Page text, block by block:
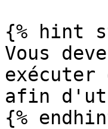
{% hint
Vous
exécuter
afin
{%